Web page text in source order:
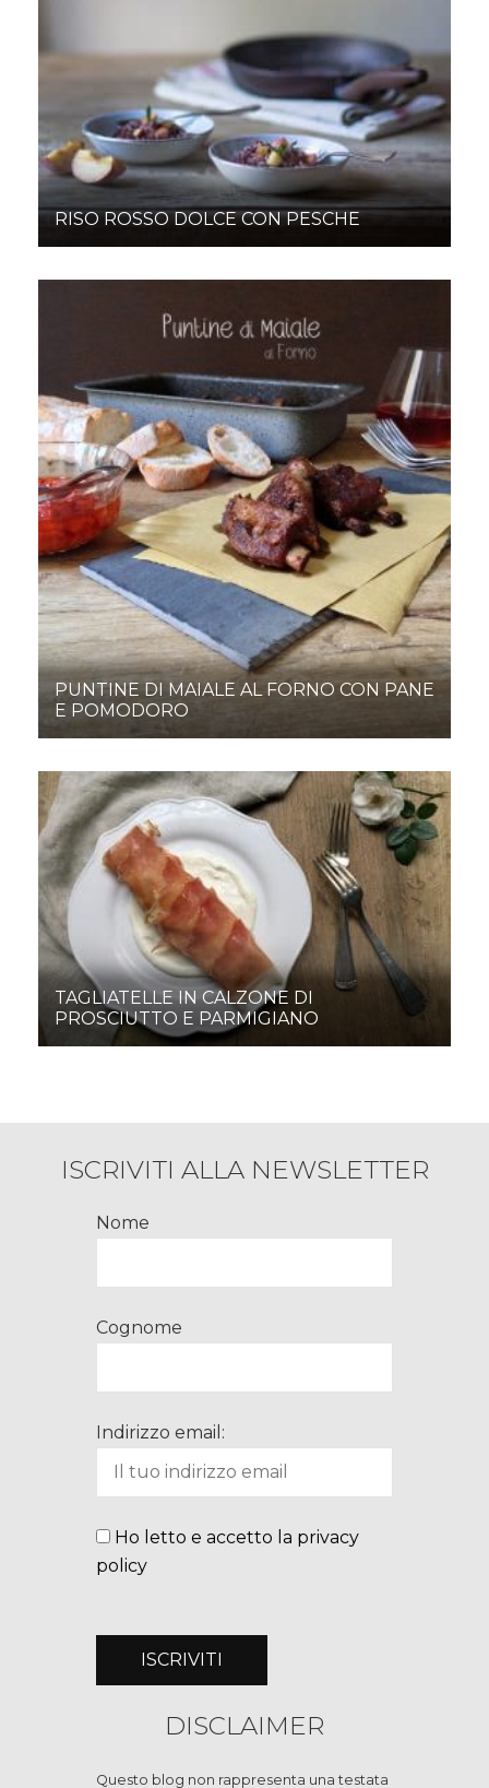
RISO ROSSO DOLCE CON PESCHE
PUNTINE DI MAIALE AL FORNO CON PANE
E POMODORO
TAGLIATELLE IN CALZONE DI
PROSCIUTTO E PARMIGIANO
ISCRIVITI ALLA NEWSLETTER
Nome
Cognome
Indirizzo email:
Ho letto e accetto la privacy
policy
DISCLAIMER
Questo blog non rappresenta una testata